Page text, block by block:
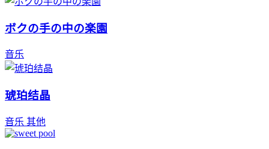
ボクの手の中の楽園
音乐
琥珀结晶
音乐 其他